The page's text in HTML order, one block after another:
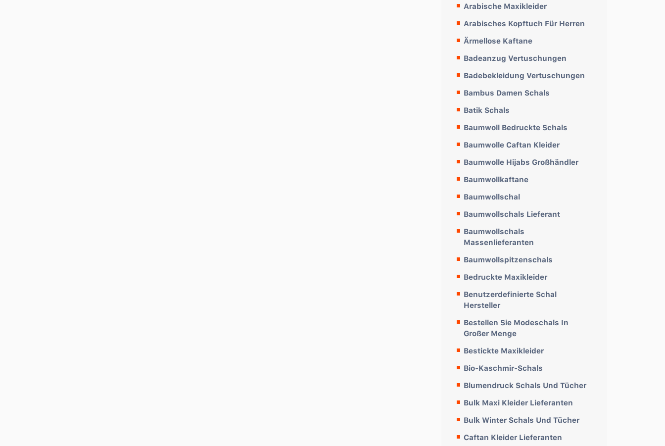
Arabische Maxikleider
Arabisches Kopftuch Für Herren
Ärmellose Kaftane
Badeanzug Vertuschungen
Badebekleidung Vertuschungen
Bambus Damen Schals
Batik Schals
Baumwoll Bedruckte Schals
Baumwolle Caftan Kleider
Baumwolle Hijabs Großhändler
Baumwollkaftane
Baumwollschal
Baumwollschals Lieferant
Baumwollschals
Massenlieferanten
Baumwollspitzenschals
Bedruckte Maxikleider
Benutzerdefinierte Schal
Hersteller
Bestellen Sie Modeschals In
Großer Menge
Bestickte Maxikleider
Bio-Kaschmir-Schals
Blumendruck Schals Und Tücher
Bulk Maxi Kleider Lieferanten
Bulk Winter Schals Und Tücher
Caftan Kleider Lieferanten